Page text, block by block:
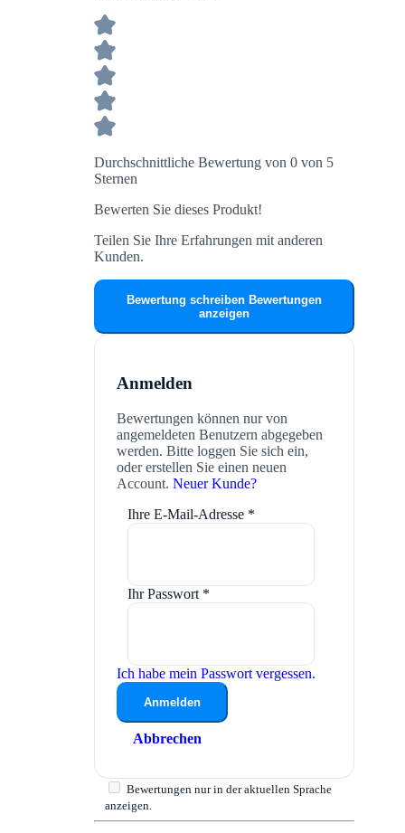
Durchschnittliche Bewertung von 0 von 5
Sternen
Bewerten Sie dieses Produkt!
Teilen Sie Ihre Erfahrungen mit anderen
Kunden.
Bewertung schreiben Bewertungen
anzeigen
Anmelden
Bewertungen können nur von
angemeldeten Benutzern abgegeben
werden. Bitte loggen Sie sich ein,
oder erstellen Sie einen neuen
Account. Neuer Kunde?
Ihre E-Mail-Adresse *
Ihr Passwort *
Ich habe mein Passwort vergessen.
Anmelden
Abbrechen
Bewertungen nur in der aktuellen Sprache
anzeigen.